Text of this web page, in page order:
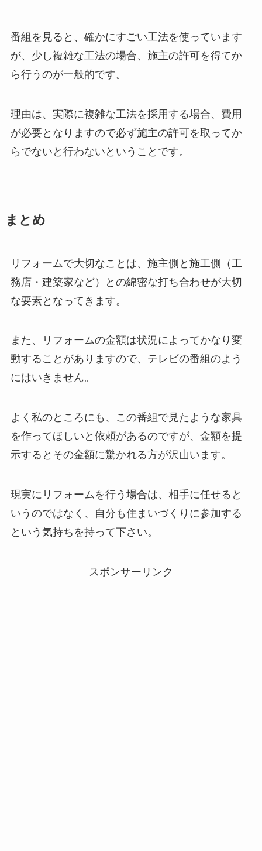
番組を見ると、確かにすごい工法を使っています
が、少し複雑な工法の場合、施主の許可を得てか
ら行うのが一般的です。
理由は、実際に複雑な工法を採用する場合、費用
が必要となりますので必ず施主の許可を取ってか
らでないと行わないということです。
まとめ
リフォームで大切なことは、施主側と施工側（工
務店・建築家など）との綿密な打ち合わせが大切
な要素となってきます。
また、リフォームの金額は状況によってかなり変
動することがありますので、テレビの番組のよう
にはいきません。
よく私のところにも、この番組で見たような家具
を作ってほしいと依頼があるのですが、金額を提
示するとその金額に驚かれる方が沢山います。
現実にリフォームを行う場合は、相手に任せると
いうのではなく、自分も住まいづくりに参加する
という気持ちを持って下さい。
スポンサーリンク